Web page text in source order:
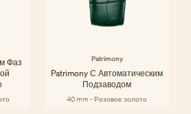
Фаз
Patrimony
Patrimony С Автоматическим
Подзаводом
40 mm - Розовое золото